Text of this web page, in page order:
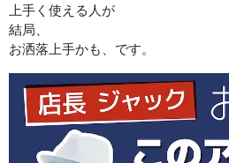
上手く使える人が
結局、
お洒落上手かも、です。